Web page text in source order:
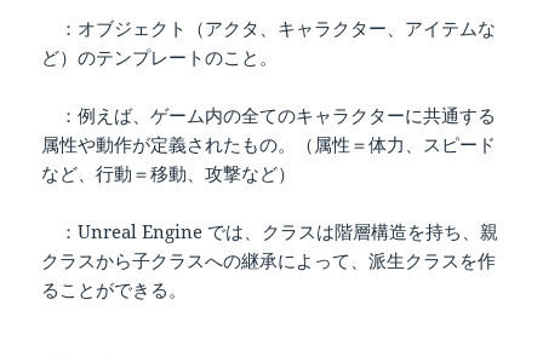
：オブジェクト（アクタ、キャラクター、アイテムな
ど）のテンプレートのこと。
：例えば、ゲーム内の全てのキャラクターに共通する
属性や動作が定義されたもの。（属性＝体力、スピード
など、行動＝移動、攻撃など）
：Unreal Engine では、クラスは階層構造を持ち、親
クラスから子クラスへの継承によって、派生クラスを作
ることができる。